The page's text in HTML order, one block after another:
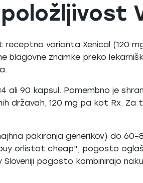
varianta Xenical (120
blagovne znamke preko
ali 90 kapsul. Pomembno je
državah, 120 mg pa kot Rx.
pakiranja generikov) do
orlistat cheap", pogosto
pogosto kombinirajo